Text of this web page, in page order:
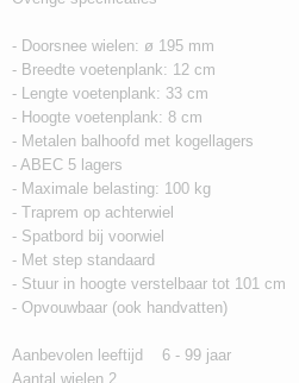
- Doorsnee wielen: ø 195 mm
- Breedte voetenplank: 12 cm
- Lengte voetenplank: 33 cm
- Hoogte voetenplank: 8 cm
- Metalen balhoofd met kogellagers
- ABEC 5 lagers
- Maximale belasting: 100 kg
- Traprem op achterwiel
- Spatbord bij voorwiel
- Met step standaard
- Stuur in hoogte verstelbaar tot 101 cm
- Opvouwbaar (ook handvatten)
Aanbevolen leeftijd 6 - 99 jaar
Aantal wielen 2